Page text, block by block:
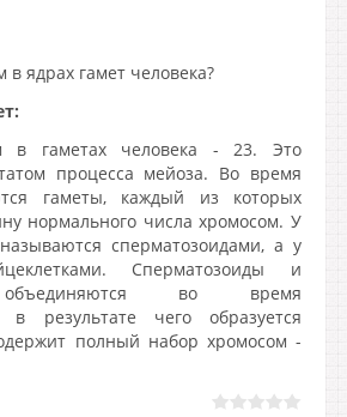
в ядрах гамет человека?
в гаметах человека - 23. Это
процесса мейоза. Во время
гаметы, каждый из которых
нормального числа хромосом. У
сперматозоидами, а у
Сперматозоиды и
объединяются во время
в результате чего образуется
полный набор хромосом -